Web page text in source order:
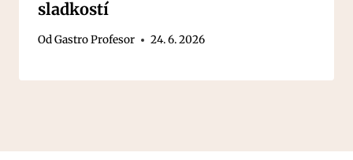
sladkostí
OdGastro Profesor 24. 6. 2026